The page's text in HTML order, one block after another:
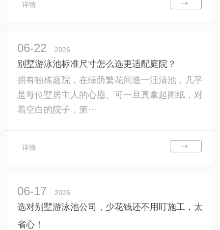
详情
06-22 2026
别墅游泳池标准尺寸怎么选更适配庭院？
拥有独栋庭院，在绿荫繁花间造一汪清池，几乎
是每位墅居主人的心愿。可一旦真拿起图纸，对
着空白的院子，第···
详情
06-17 2026
选对别墅游泳池公司，少花钱还不用盯施工，太
省心！